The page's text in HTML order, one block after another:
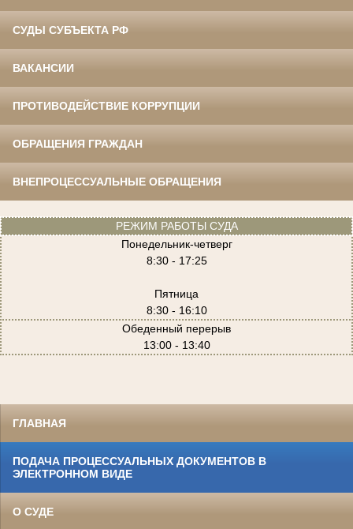
СУДЫ СУБЪЕКТА РФ
ВАКАНСИИ
ПРОТИВОДЕЙСТВИЕ КОРРУПЦИИ
ОБРАЩЕНИЯ ГРАЖДАН
ВНЕПРОЦЕССУАЛЬНЫЕ ОБРАЩЕНИЯ
РЕЖИМ РАБОТЫ СУДА
Понедельник-четверг
8:30 - 17:25
Пятница
8:30 - 16:10
Обеденный перерыв
13:00 - 13:40
ГЛАВНАЯ
ПОДАЧА ПРОЦЕССУАЛЬНЫХ ДОКУМЕНТОВ В
ЭЛЕКТРОННОМ ВИДЕ
О СУДЕ